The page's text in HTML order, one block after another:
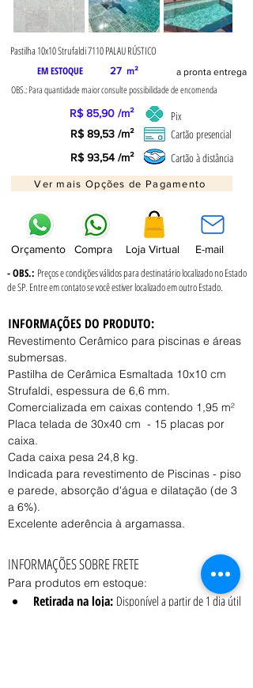
Pastilha 10x10 Strufaldi 7110 PALAU RÚSTICO
EM ESTOQUE 27 m² a pronta entrega
OBS.: Para quantidade maior consulte possibilidade de encomenda
R$ 85,90 /m²
R$ 89,53 /m²
Pix
Cartão presencial
R$ 93,54 /m² Cartão à distância
Ver mais Opções de Pagamento
Orçamento Compra Loja Virtual E-mail
- OBS.: Preços e condições válidos para destinatário localizado no Estado
de SP. Entre em contato se você estiver localizado em outro Estado.
INFORMAÇÕES DO PRODUTO:
Revestimento Cerâmico para piscinas e áreas
submersas.
Pastilha de Cerâmica Esmaltada 10x10 cm
Strufaldi, espessura de 6,6 mm.
Comercializada em caixas contendo 1,95 m²
Placa telada de 30x40 cm  - 15 placas por
caixa.
Cada caixa pesa 24,8 kg.
Indicada para revestimento de Piscinas - piso
e parede, absorção d'água e dilatação (de 3
a 6%).
Excelente aderência à argamassa.
INFORMAÇÕES SOBRE FRETE
Para produtos em estoque:
Retirada na loja: Disponível a partir de 1 dia útil